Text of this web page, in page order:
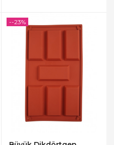
--23%